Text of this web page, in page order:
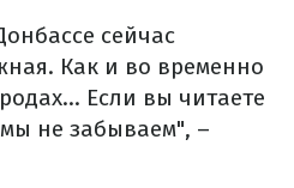
сейчас
Как и во временно
Если вы читаете
мы не забываем", –